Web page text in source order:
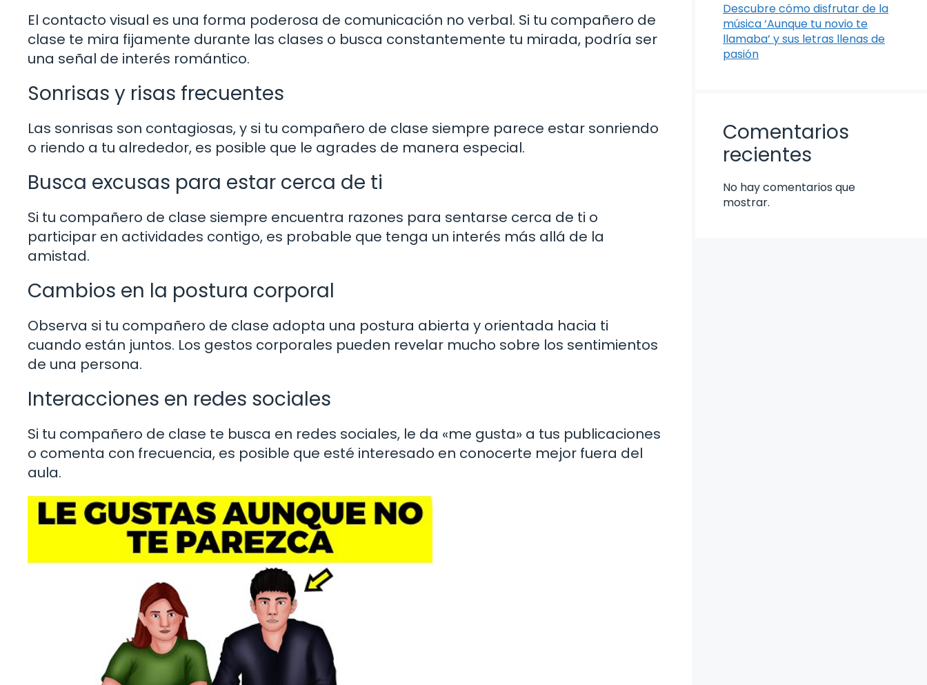
El contacto visual es una forma poderosa de comunicación no verbal. Si tu compañero de
clase te mira fijamente durante las clases o busca constantemente tu mirada, podría ser
una señal de interés romántico.
Sonrisas y risas frecuentes
Las sonrisas son contagiosas, y si tu compañero de clase siempre parece estar sonriendo
o riendo a tu alrededor, es posible que le agrades de manera especial.
Busca excusas para estar cerca de ti
Si tu compañero de clase siempre encuentra razones para sentarse cerca de ti o
participar en actividades contigo, es probable que tenga un interés más allá de la
amistad.
Cambios en la postura corporal
Observa si tu compañero de clase adopta una postura abierta y orientada hacia ti
cuando están juntos. Los gestos corporales pueden revelar mucho sobre los sentimientos
de una persona.
Interacciones en redes sociales
Si tu compañero de clase te busca en redes sociales, le da «me gusta» a tus publicaciones
o comenta con frecuencia, es posible que esté interesado en conocerte mejor fuera del
aula.
Descubre cómo disfrutar de la
música ‘Aunque tu novio te
llamaba’ y sus letras llenas de
pasión
Comentarios
recientes
No hay comentarios que
mostrar.